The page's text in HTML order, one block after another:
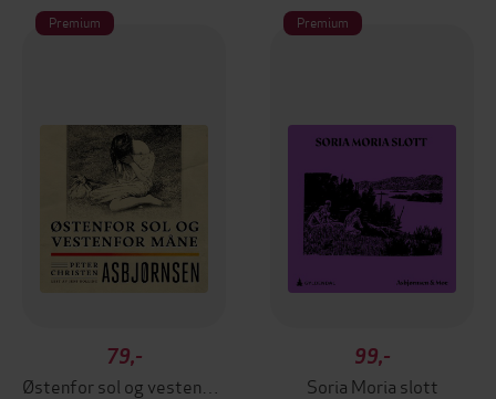
Premium
79,-
Premium
99,-
Soria Moria slott